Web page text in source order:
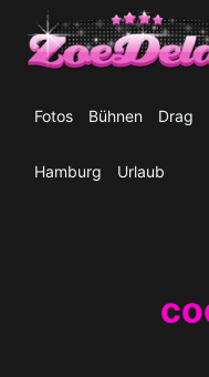
Inhalt
springen
Fotos Bühnen Drag
Hamburg Urlaub